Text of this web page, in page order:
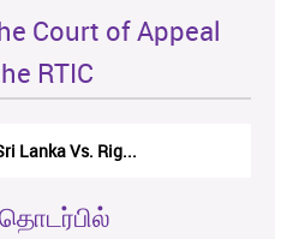
Court of Appeal
RTIC
Lanka Vs. Rig...